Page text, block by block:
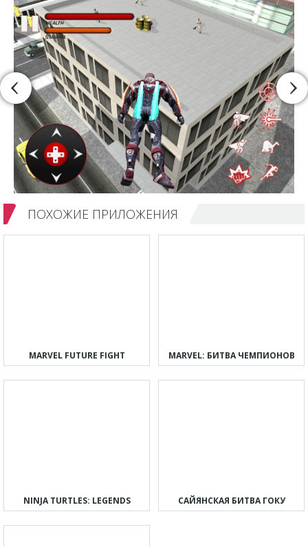
ПОХОЖИЕ ПРИЛОЖЕНИЯ
MARVEL FUTURE FIGHT MARVEL: БИТВА ЧЕМПИОНОВ
NINJA TURTLES: LEGENDS САЙЯНСКАЯ БИТВА ГОКУ